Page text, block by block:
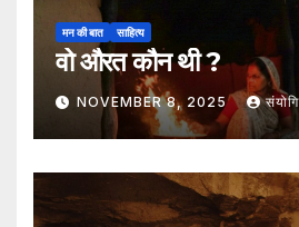
मन की बात साहित्य
वो औरत कौन थी ?
NOVEMBER 8, 2025